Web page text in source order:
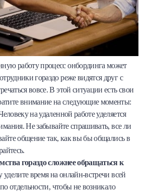
работу процесс онбординга может
гораздо реже видятся друг с
вовсе. В этой ситуации есть свои
внимание на следующие моменты:
на удаленной работе уделяется
Не забывайте спрашивать, все ли
общение так, как вы бы общались в
гораздо сложнее обращаться к
время на онлайн-встречи всей
отдельности, чтобы не возникало